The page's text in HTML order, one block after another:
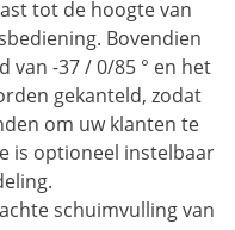
tot de hoogte van
Bovendien
van -37 / 0/85 ° en het
gekanteld, zodat
om uw klanten te
is optioneel instelbaar
schuimvulling van